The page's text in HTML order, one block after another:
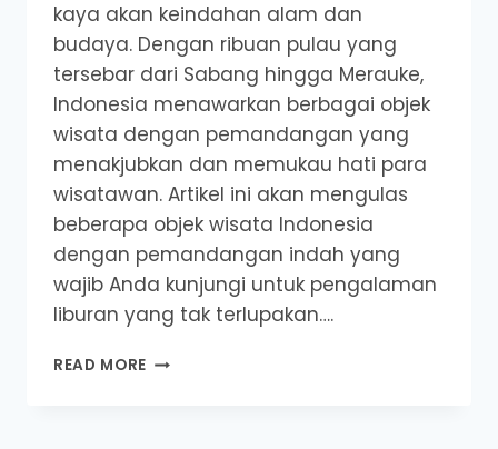
kaya akan keindahan alam dan
budaya. Dengan ribuan pulau yang
tersebar dari Sabang hingga Merauke,
Indonesia menawarkan berbagai objek
wisata dengan pemandangan yang
menakjubkan dan memukau hati para
wisatawan. Artikel ini akan mengulas
beberapa objek wisata Indonesia
dengan pemandangan indah yang
wajib Anda kunjungi untuk pengalaman
liburan yang tak terlupakan….
READ MORE OBJEK